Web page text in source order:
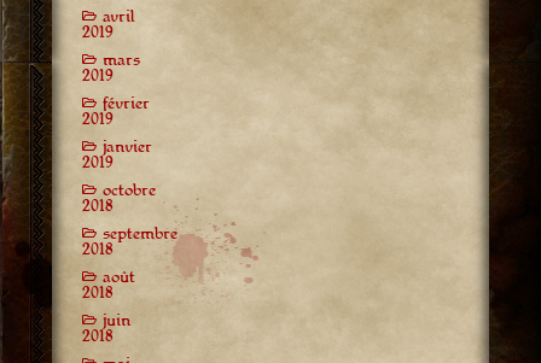
avril
2019
mars
2019
février
2019
janvier
2019
octobre
2018
septembre
2018
août
2018
juin
2018